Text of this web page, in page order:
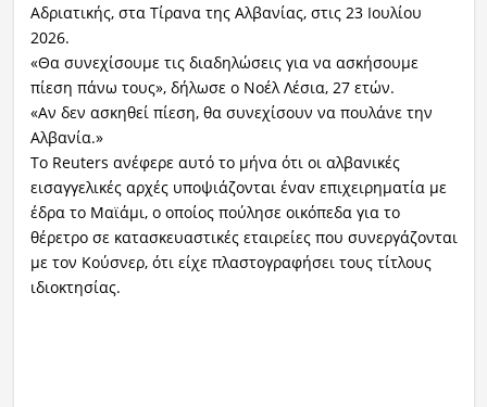
Αδριατικής, στα Τίρανα της Αλβανίας, στις 23 Ιουλίου
2026.
«Θα συνεχίσουμε τις διαδηλώσεις για να ασκήσουμε
πίεση πάνω τους», δήλωσε ο Νοέλ Λέσια, 27 ετών.
«Αν δεν ασκηθεί πίεση, θα συνεχίσουν να πουλάνε την
Αλβανία.»
Το Reuters ανέφερε αυτό το μήνα ότι οι αλβανικές
εισαγγελικές αρχές υποψιάζονται έναν επιχειρηματία με
έδρα το Μαϊάμι, ο οποίος πούλησε οικόπεδα για το
θέρετρο σε κατασκευαστικές εταιρείες που συνεργάζονται
με τον Κούσνερ, ότι είχε πλαστογραφήσει τους τίτλους
ιδιοκτησίας.